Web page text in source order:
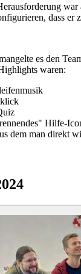
war
dass
es den
waren:
Hilfe-
dem man direkt